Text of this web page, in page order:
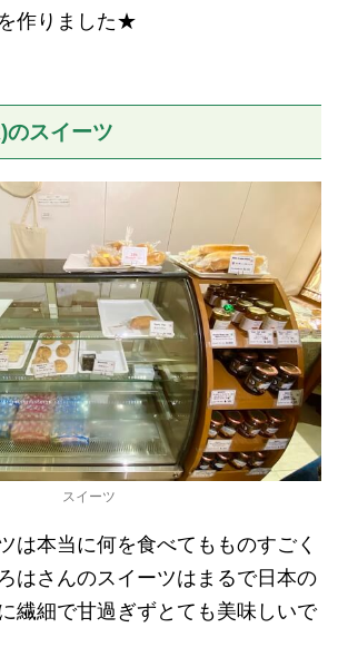
作りました★
スイーツ
スイーツ
は本当に何を食べてもものすごく
はさんのスイーツはまるで日本の
繊細で甘過ぎずとても美味しいで